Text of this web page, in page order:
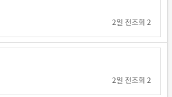
2일 전조회 2
2일 전조회 2